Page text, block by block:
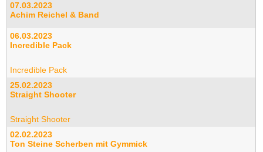
07.03.2023
Achim Reichel & Band
06.03.2023
Incredible Pack
Incredible Pack
25.02.2023
Straight Shooter
Straight Shooter
02.02.2023
Ton Steine Scherben mit Gymmick